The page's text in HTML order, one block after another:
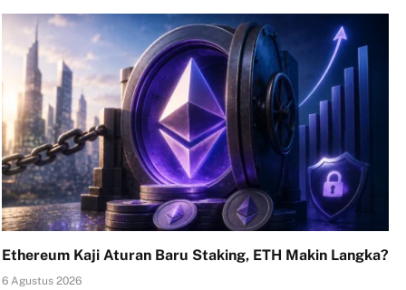
Ethereum Kaji Aturan Baru Staking, ETH Makin Langka?
6 Agustus 2026